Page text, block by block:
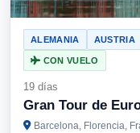
ALEMANIA AUSTRIA
CON VUELO
19 días
Gran Tour de
Barcelona, Florencia,